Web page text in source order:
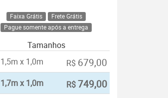
Faixa Grátis
Frete Grátis
Pague somente após a entrega
Tamanhos
1,5m x 1,0m
R$ 679,00
1,7m x 1,0m R$749,00